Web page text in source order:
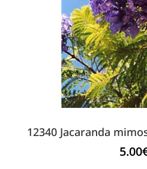
12340 Jacaranda
5.00